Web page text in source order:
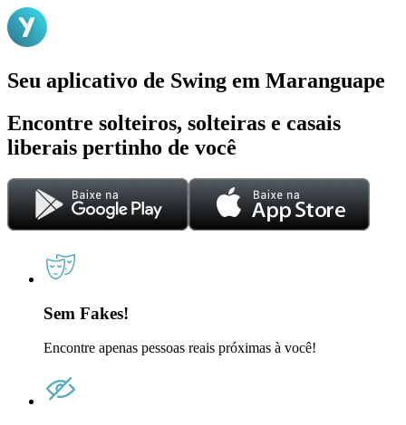
Seu aplicativo de Swing em Maranguape
Encontre solteiros, solteiras e casais
liberais pertinho de você
Sem Fakes!
Encontre apenas pessoas reais próximas à você!